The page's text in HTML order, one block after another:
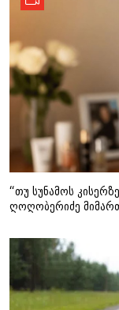
“თუ სუნამოს
ღოღობერიძე